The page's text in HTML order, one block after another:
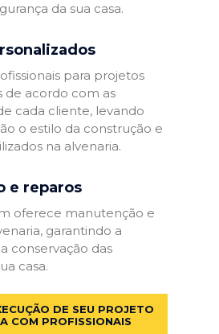
da sua casa.
para projetos
de acordo com as
cada cliente, levando
o estilo da construção e
na alvenaria.
e reparos
oferece manutenção e
garantindo a
conservação das
casa.
DE SEU PROJETO
COM PROFISSIONAIS